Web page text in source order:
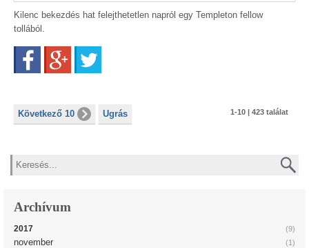
Kilenc bekezdés hat felejthetetlen napról egy Templeton fellow
tollából.
FacebookGoogle+
Következő 10 Ugrás 1-10 | 423 találat
Keresés
Archívum
(9)
2017
(1)
november